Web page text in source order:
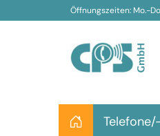
Öffnungszeiten: Mo.-